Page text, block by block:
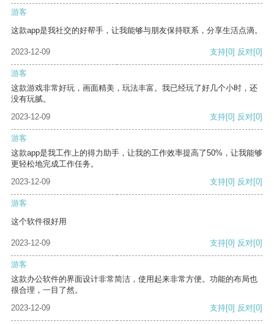
游客
这款app是我社交的好帮手，让我能够与朋友保持联系，分享生活点滴。
2023-12-09 支持[0] 反对[0]
游客
这款游戏非常好玩，画面精美，玩法丰富。我已经玩了好几个小时，还
没有玩腻。
2023-12-09
支持[0] 反对[0]
游客
这款app是我工作上的得力助手，让我的工作效率提高了50%，让我能够
更轻松地完成工作任务。
2023-12-09
支持[0] 反对[0]
游客
这个软件很好用
2023-12-09 支持[0] 反对[0]
游客
这款办公软件的界面设计非常简洁，使用起来非常方便。功能的布局也
很合理，一目了然。
2023-12-09
支持[0] 反对[0]